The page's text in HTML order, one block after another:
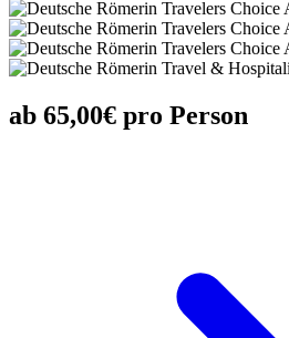
ab 65,00€ pro Person